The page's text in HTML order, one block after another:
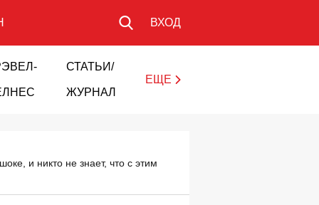
ВХОД
СТАТЬИ/
ЖУРНАЛ
ЕЩЕ
и никто не знает, что с этим